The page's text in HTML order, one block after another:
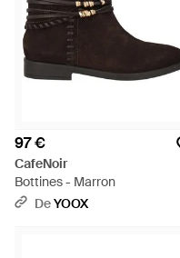
97 €
CafeNoir
Bottines - Marron
DeYOOX